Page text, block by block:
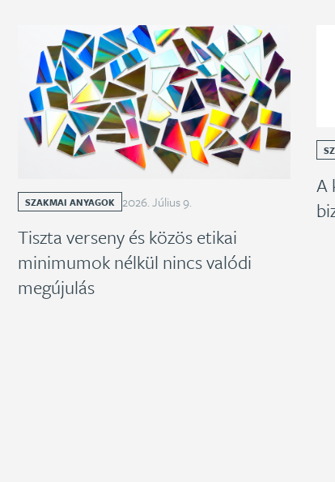
SZAKMAI ANYAGOK 2026.Július9.
Tiszta verseny és közös etikai
minimumok nélkül nincs valódi
megújulás
A